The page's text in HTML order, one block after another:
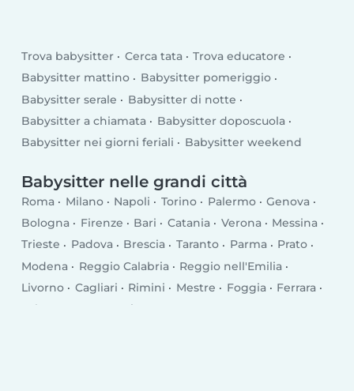
Trova babysitter Cerca tata
Trova educatore
Babysitter mattino
Babysitter pomeriggio
Babysitter serale
Babysitter di notte
Babysitter a chiamata
Babysitter doposcuola
Babysitter nei giorni feriali
Babysitter weekend
Babysitter nelle grandi città
Roma Milano Napoli Torino Palermo
Genova
Bologna
Firenze Bari Catania Verona
Messina
Trieste
Padova Brescia Taranto Parma
Prato
Modena
Reggio Calabria
Reggio nell'Emilia
Livorno
Cagliari Rimini Mestre Foggia
Ferrara
Salerno
Siracusa